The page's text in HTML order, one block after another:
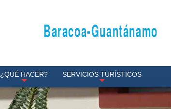
Baracoa-Guantánamo
¿QUÉ HACER? SERVICIOS TURÍSTICOS